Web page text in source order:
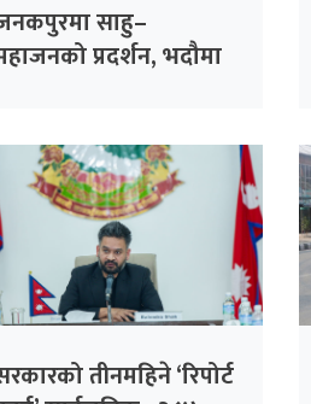
साहु–
प्रदर्शन, भदौमा
तीनमहिने ‘रिपोर्ट